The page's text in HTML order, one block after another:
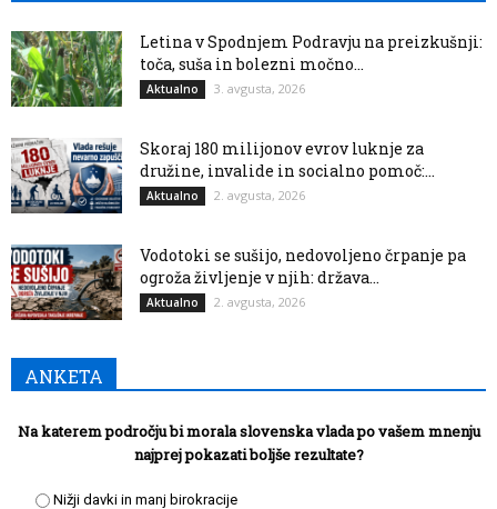
Letina v Spodnjem Podravju na preizkušnji:
toča, suša in bolezni močno...
Aktualno 3. avgusta, 2026
Skoraj 180 milijonov evrov luknje za
družine, invalide in socialno pomoč:...
Aktualno 2. avgusta, 2026
Vodotoki se sušijo, nedovoljeno črpanje pa
ogroža življenje v njih: država...
Aktualno 2. avgusta, 2026
ANKETA
Na katerem področju bi morala slovenska vlada po vašem mnenju
najprej pokazati boljše rezultate?
Nižji davki in manj birokracije